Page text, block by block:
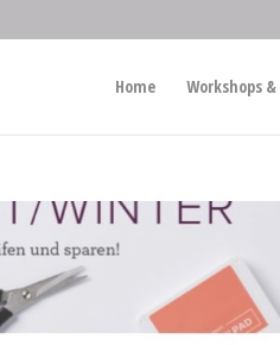
Home Workshops